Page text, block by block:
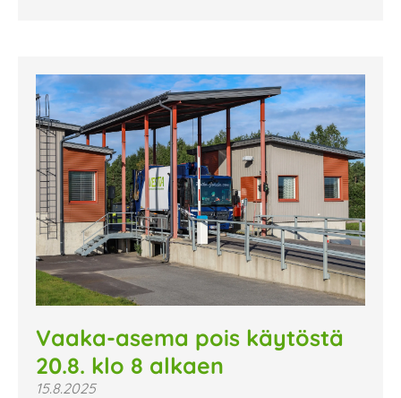
Vaaka-asema pois käytöstä
20.8. klo 8 alkaen
15.8.2025